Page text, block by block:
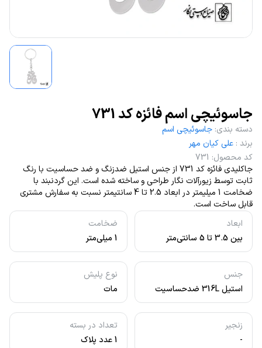
جاسوئیچی اسم فائزه کد 731
ابعاد
بین 3.5 تا 5 سانتی‌متر
ضخامت
1 میلی‌متر
جنس
استیل 316L ضدحساسیت
نوع پلیش
مات
زنجیر
-
تعداد در بسته
1 عدد پلاک
دسته بندی: جاسوئیچی اسم
برند : علی کیان مهر
کد محصول:
731
جاکلیدی فائزه کد 731 از جنس استیل ضدزنگ و ضد حساسیت با رنگ
ثابت توسط زیورآلات نگار طراحی و ساخته شده است. این گردنبند با
ضخامت 1 میلیمتر در ابعاد 2.5 تا 4 سانتیمتر نسبت به سفارش مشتری
قابل ساخت است.